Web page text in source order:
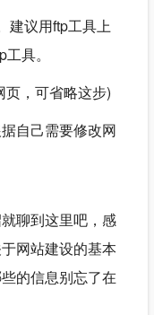
建议用ftp工具上
具。
，可省略这步)
自己需要修改网
聊到这里吧，感
网站建设的基本
的信息别忘了在